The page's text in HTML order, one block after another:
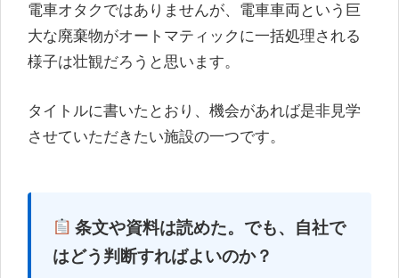
電車オタクではありませんが、電車車両という巨
大な廃棄物がオートマティックに一括処理される
様子は壮観だろうと思います。
タイトルに書いたとおり、機会があれば是非見学
させていただきたい施設の一つです。
条文や資料は読めた。でも、自社で
はどう判断すればよいのか？